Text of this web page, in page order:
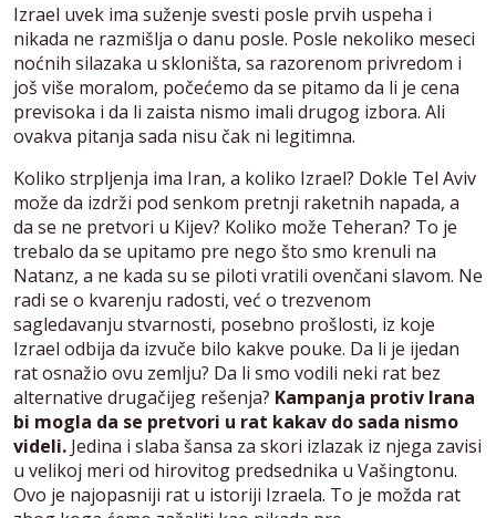
Izrael uvek ima suženje svesti posle prvih uspeha i
nikada ne razmišlja o danu posle. Posle nekoliko meseci
noćnih silazaka u skloništa, sa razorenom privredom i
još više moralom, počećemo da se pitamo da li je cena
previsoka i da li zaista nismo imali drugog izbora. Ali
ovakva pitanja sada nisu čak ni legitimna.
Koliko strpljenja ima Iran, a koliko Izrael? Dokle Tel Aviv
može da izdrži pod senkom pretnji raketnih napada, a
da se ne pretvori u Kijev? Koliko može Teheran? To je
trebalo da se upitamo pre nego što smo krenuli na
Natanz, a ne kada su se piloti vratili ovenčani slavom. Ne
radi se o kvarenju radosti, već o trezvenom
sagledavanju stvarnosti, posebno prošlosti, iz koje
Izrael odbija da izvuče bilo kakve pouke. Da li je ijedan
rat osnažio ovu zemlju? Da li smo vodili neki rat bez
alternative drugačijeg rešenja? Kampanja protiv Irana
bi mogla da se pretvori u rat kakav do sada nismo
videli. Jedina i slaba šansa za skori izlazak iz njega zavisi
u velikoj meri od hirovitog predsednika u Vašingtonu.
Ovo je najopasniji rat u istoriji Izraela. To je možda rat